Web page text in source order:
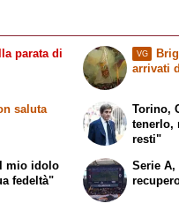
parata di
saluta
VG
arrivati
Torino,
tenerlo,
resti"
mio idolo
fedeltà"
Serie A,